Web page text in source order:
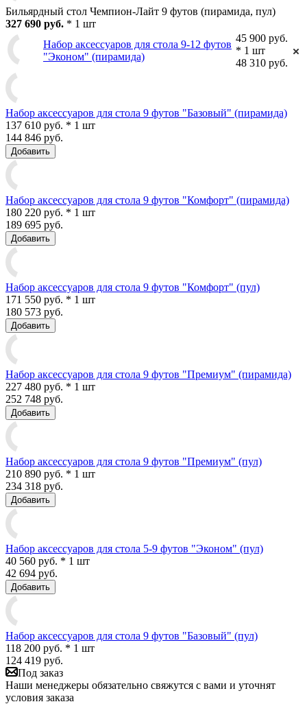
Бильярдный стол Чемпион-Лайт 9 футов (пирамида, пул)
327 690 руб. * 1 шт
Набор аксессуаров для стола 9-12 футов
"Эконом" (пирамида)
45 900 руб.
* 1 шт
48 310 руб.
Набор аксессуаров для стола 9 футов "Базовый" (пирамида)
137 610 руб. * 1 шт
144 846 руб.
Добавить
Набор аксессуаров для стола 9 футов "Комфорт" (пирамида)
180 220 руб. * 1 шт
189 695 руб.
Добавить
Набор аксессуаров для стола 9 футов "Комфорт" (пул)
171 550 руб. * 1 шт
180 573 руб.
Добавить
Набор аксессуаров для стола 9 футов "Премиум" (пирамида)
227 480 руб. * 1 шт
252 748 руб.
Добавить
Набор аксессуаров для стола 9 футов "Премиум" (пул)
210 890 руб. * 1 шт
234 318 руб.
Добавить
Набор аксессуаров для стола 5-9 футов "Эконом" (пул)
40 560 руб. * 1 шт
42 694 руб.
Добавить
Набор аксессуаров для стола 9 футов "Базовый" (пул)
118 200 руб. * 1 шт
124 419 руб.
Под заказ
Наши менеджеры обязательно свяжутся с вами и уточнят
условия заказа